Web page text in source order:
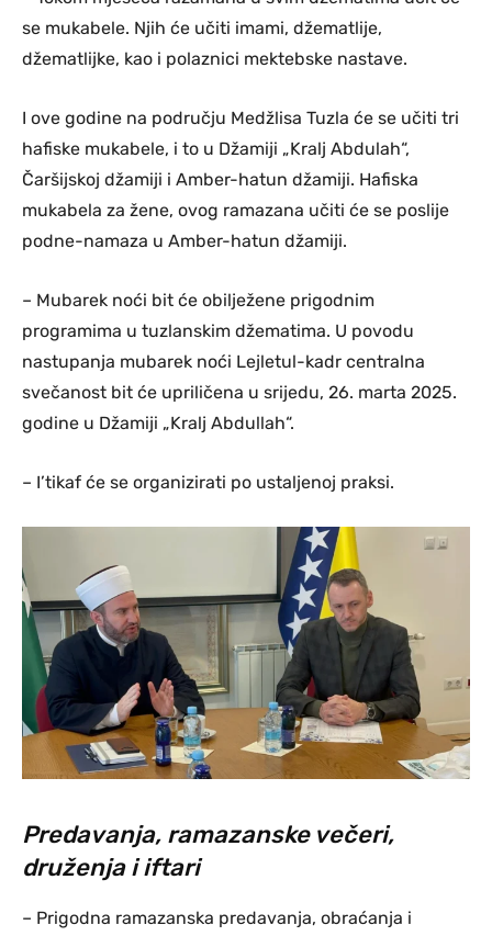
se mukabele. Njih će učiti imami, džematlije,
džematlijke, kao i polaznici mektebske nastave.
I ove godine na području Medžlisa Tuzla će se učiti tri
hafiske mukabele, i to u Džamiji „Kralj Abdulah“,
Čaršijskoj džamiji i Amber-hatun džamiji. Hafiska
mukabela za žene, ovog ramazana učiti će se poslije
podne-namaza u Amber-hatun džamiji.
– Mubarek noći bit će obilježene prigodnim
programima u tuzlanskim džematima. U povodu
nastupanja mubarek noći Lejletul-kadr centralna
svečanost bit će upriličena u srijedu, 26. marta 2025.
godine u Džamiji „Kralj Abdullah“.
– I’tikaf će se organizirati po ustaljenoj praksi.
Predavanja, ramazanske večeri,
druženja i iftari
– Prigodna ramazanska predavanja, obraćanja i